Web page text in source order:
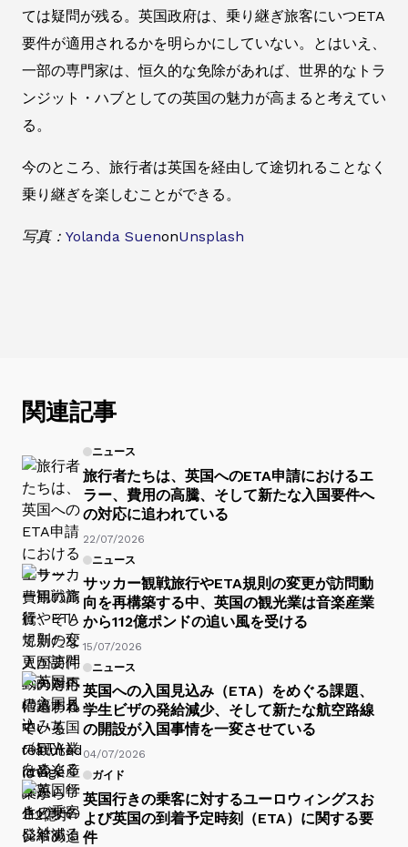
ては疑問が残る。英国政府は、乗り継ぎ旅客にいつETA
要件が適用されるかを明らかにしていない。とはいえ、
一部の専門家は、恒久的な免除があれば、世界的なトラ
ンジット・ハブとしての英国の魅力が高まると考えてい
る。
今のところ、旅行者は英国を経由して途切れることなく
乗り継ぎを楽しむことができる。
写真： Yolanda SuenonUnsplash
関連記事
ニュース
旅行者たちは、英国へのETA申請におけるエ
ラー、費用の高騰、そして新たな入国要件へ
の対応に追われている
22/07/2026
ニュース
サッカー観戦旅行やETA規則の変更が訪問動
向を再構築する中、英国の観光業は音楽産業
から112億ポンドの追い風を受ける
15/07/2026
ニュース
英国への入国見込み（ETA）をめぐる課題、
学生ビザの発給減少、そして新たな航空路線
の開設が入国事情を一変させている
04/07/2026
ガイド
英国行きの乗客に対するユーロウィングスお
よび英国の到着予定時刻（ETA）に関する要
件